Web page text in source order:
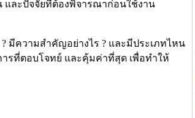
มีความสำคัญอย่างไร ? และมีประเภทไหน
ารที่ตอบโจทย์ และคุ้มค่าที่สุด เพื่อทำให้